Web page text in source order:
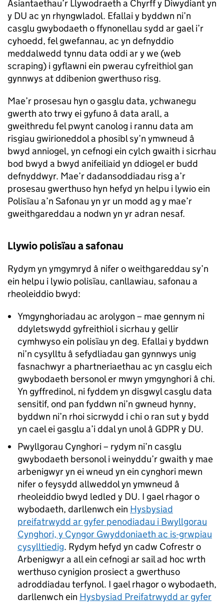
Asiantaethau’r Llywodraeth a Chyrff y Diwydiant yn
y DU ac yn rhyngwladol. Efallai y byddwn ni’n
casglu gwybodaeth o ffynonellau sydd ar gael i’r
cyhoedd, fel gwefannau, ac yn defnyddio
meddalwedd tynnu data oddi ar y we (web
scraping) i gyflawni ein pwerau cyfreithiol gan
gynnwys at ddibenion gwerthuso risg.
Mae’r prosesau hyn o gasglu data, ychwanegu
gwerth ato trwy ei gyfuno â data arall, a
gweithredu fel pwynt canolog i rannu data am
risgiau gwirioneddol a phosibl sy’n ymwneud â
bwyd anniogel, yn cefnogi ein cylch gwaith i sicrhau
bod bwyd a bwyd anifeiliaid yn ddiogel er budd
defnyddwyr. Mae’r dadansoddiadau risg a’r
prosesau gwerthuso hyn hefyd yn helpu i lywio ein
Polisïau a’n Safonau yn yr un modd ag y mae’r
gweithgareddau a nodwn yn yr adran nesaf.
Llywio polisïau a safonau
Rydym yn ymgymryd â nifer o weithgareddau sy’n
ein helpu i lywio polisïau, canllawiau, safonau a
rheoleiddio bwyd:
Ymgynghoriadau ac arolygon – mae gennym ni
ddyletswydd gyfreithiol i sicrhau y gellir
cymhwyso ein polisïau yn deg. Efallai y byddwn
ni’n cysylltu â sefydliadau gan gynnwys unig
fasnachwyr a phartneriaethau ac yn casglu eich
gwybodaeth bersonol er mwyn ymgynghori â chi.
Yn gyffredinol, ni fyddem yn disgwyl casglu data
sensitif, ond pan fyddwn ni’n gwneud hynny,
byddwn ni’n rhoi sicrwydd i chi o ran sut y bydd
yn cael ei gasglu a’i ddal yn unol â GDPR y DU.
Pwyllgorau Cynghori – rydym ni’n casglu
gwybodaeth bersonol i weinyddu’r gwaith y mae
arbenigwyr yn ei wneud yn ein cynghori mewn
nifer o feysydd allweddol yn ymwneud â
rheoleiddio bwyd ledled y DU. I gael rhagor o
wybodaeth, darllenwch ein Hysbysiad
preifatrwydd ar gyfer penodiadau i Bwyllgorau
Cynghori, y Cyngor Gwyddoniaeth ac is-grwpiau
cysylltiedig. Rydym hefyd yn cadw Cofrestr o
Arbenigwyr a all ein cefnogi ar sail ad hoc wrth
werthuso cynigion prosiect a gwerthuso
adroddiadau terfynol. I gael rhagor o wybodaeth,
darllenwch ein Hysbysiad Preifatrwydd ar gyfer